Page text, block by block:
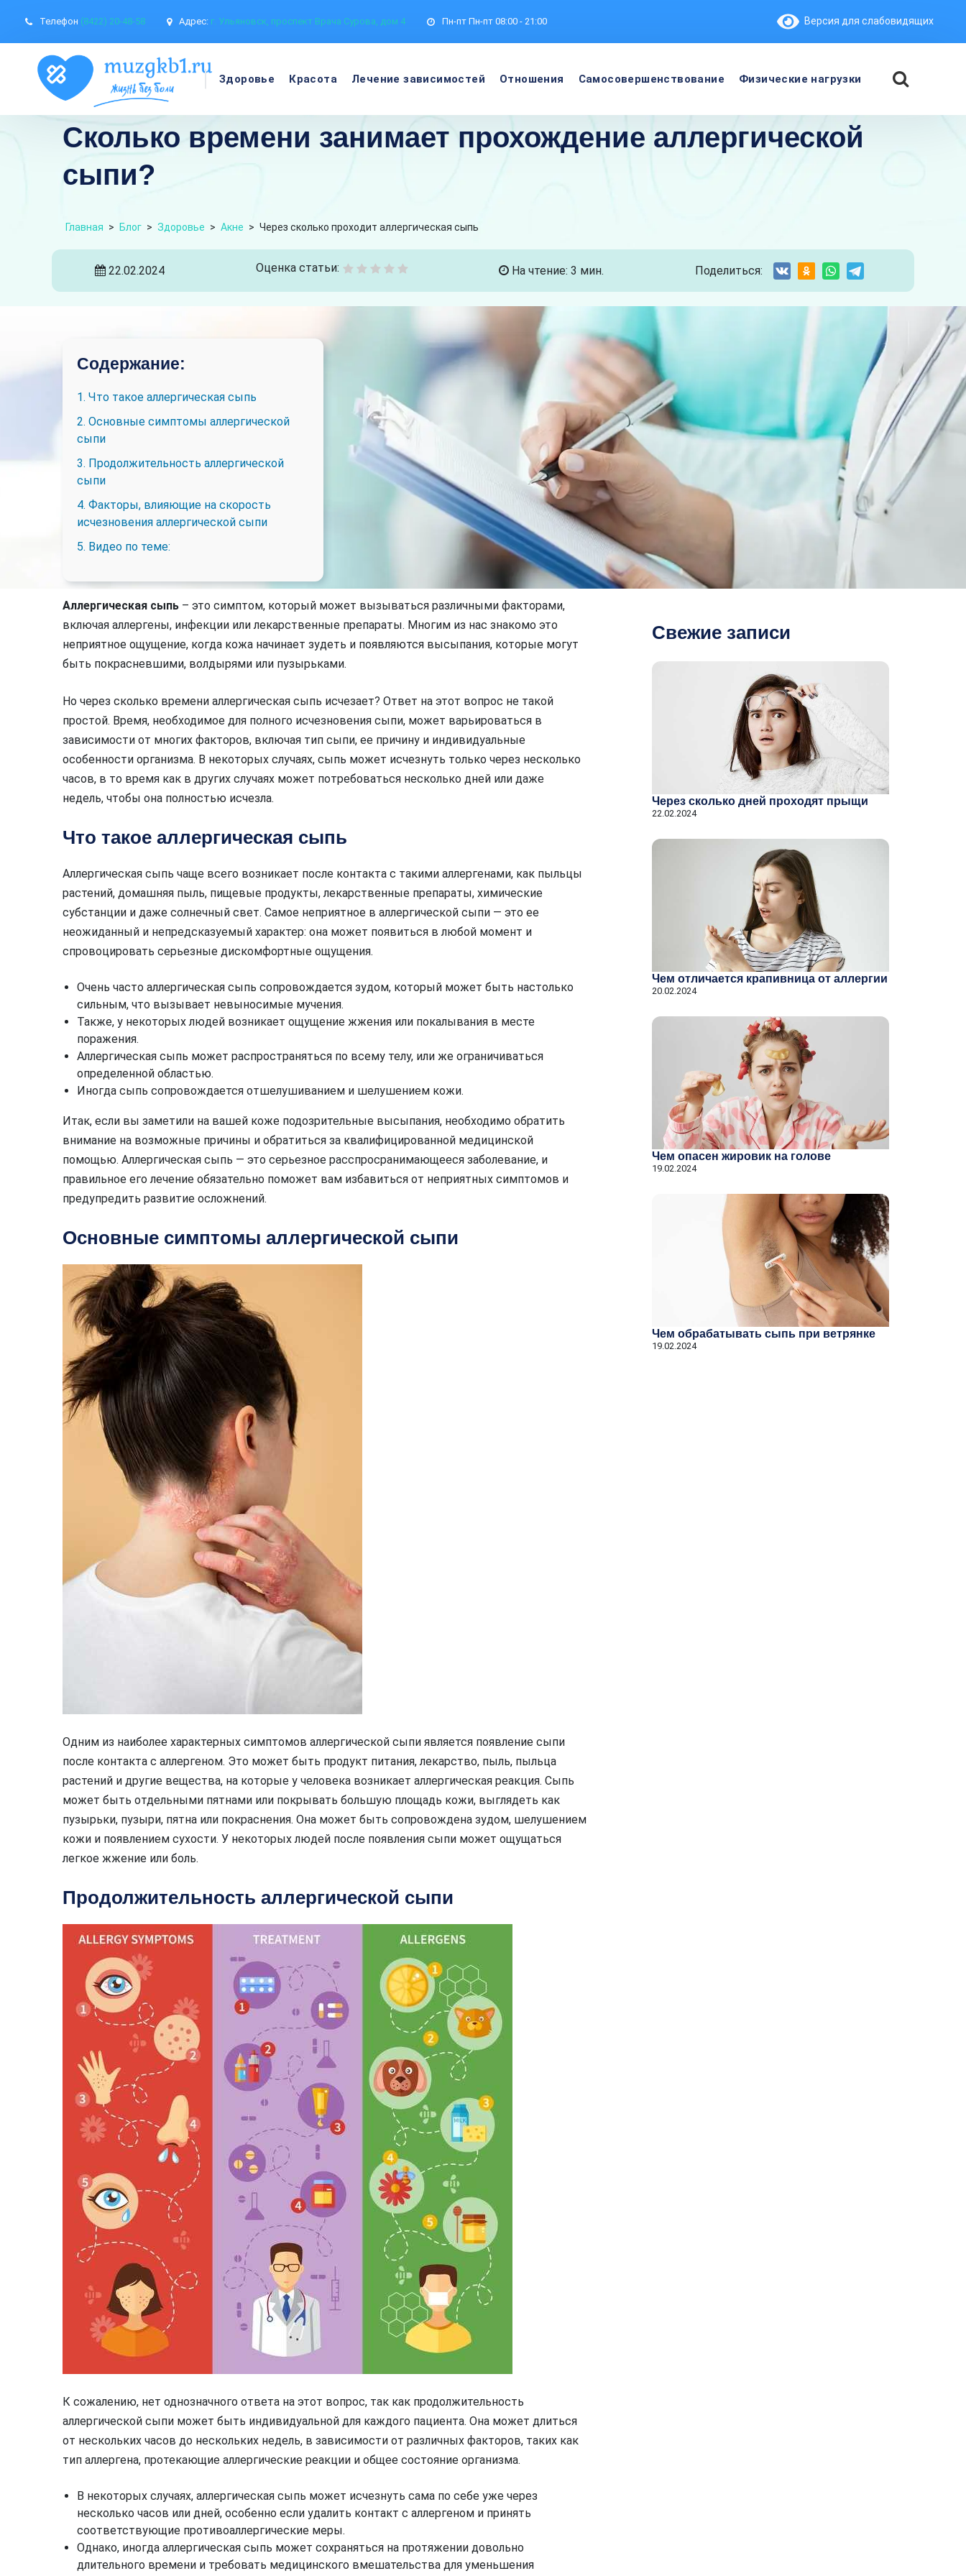
Телефон (8422) 20-48-58 Адрес: г. Ульяновск, проспект Врача Сурова, дом 4 Пн-пт Пн-пт 08:00 - 21:00 Версия для слабовидящих
Здоровье Красота Лечение зависимостей Отношения Самосовершенствование Физические нагрузки
Сколько времени занимает прохождение аллергической
сыпи?
Главная > Блог > Здоровье > Акне > Через сколько проходит аллергическая сыпь
22.02.2024 Оценка статьи: На чтение: 3 мин. Поделиться:
Содержание:
1. Что такое аллергическая сыпь
2. Основные симптомы аллергической
сыпи
3. Продолжительность аллергической
сыпи
4. Факторы, влияющие на скорость
исчезновения аллергической сыпи
5. Видео по теме:
Аллергическая сыпь – это симптом, который может вызываться различными факторами,
включая аллергены, инфекции или лекарственные препараты. Многим из нас знакомо это
неприятное ощущение, когда кожа начинает зудеть и появляются высыпания, которые могут
быть покрасневшими, волдырями или пузырьками.
Но через сколько времени аллергическая сыпь исчезает? Ответ на этот вопрос не такой
простой. Время, необходимое для полного исчезновения сыпи, может варьироваться в
зависимости от многих факторов, включая тип сыпи, ее причину и индивидуальные
особенности организма. В некоторых случаях, сыпь может исчезнуть только через несколько
часов, в то время как в других случаях может потребоваться несколько дней или даже
недель, чтобы она полностью исчезла.
Что такое аллергическая сыпь
Аллергическая сыпь чаще всего возникает после контакта с такими аллергенами, как пыльцы
растений, домашняя пыль, пищевые продукты, лекарственные препараты, химические
субстанции и даже солнечный свет. Самое неприятное в аллергической сыпи — это ее
неожиданный и непредсказуемый характер: она может появиться в любой момент и
спровоцировать серьезные дискомфортные ощущения.
Очень часто аллергическая сыпь сопровождается зудом, который может быть настолько
сильным, что вызывает невыносимые мучения.
Также, у некоторых людей возникает ощущение жжения или покалывания в месте
поражения.
Аллергическая сыпь может распространяться по всему телу, или же ограничиваться
определенной областью.
Иногда сыпь сопровождается отшелушиванием и шелушением кожи.
Итак, если вы заметили на вашей коже подозрительные высыпания, необходимо обратить
внимание на возможные причины и обратиться за квалифицированной медицинской
помощью. Аллергическая сыпь — это серьезное расспросранимающееся заболевание, и
правильное его лечение обязательно поможет вам избавиться от неприятных симптомов и
предупредить развитие осложнений.
Основные симптомы аллергической сыпи
Одним из наиболее характерных симптомов аллергической сыпи является появление сыпи
после контакта с аллергеном. Это может быть продукт питания, лекарство, пыль, пыльца
растений и другие вещества, на которые у человека возникает аллергическая реакция. Сыпь
может быть отдельными пятнами или покрывать большую площадь кожи, выглядеть как
пузырьки, пузыри, пятна или покраснения. Она может быть сопровождена зудом, шелушением
кожи и появлением сухости. У некоторых людей после появления сыпи может ощущаться
легкое жжение или боль.
Продолжительность аллергической сыпи
К сожалению, нет однозначного ответа на этот вопрос, так как продолжительность
аллергической сыпи может быть индивидуальной для каждого пациента. Она может длиться
от нескольких часов до нескольких недель, в зависимости от различных факторов, таких как
тип аллергена, протекающие аллергические реакции и общее состояние организма.
В некоторых случаях, аллергическая сыпь может исчезнуть сама по себе уже через
несколько часов или дней, особенно если удалить контакт с аллергеном и принять
соответствующие противоаллергические меры.
Однако, иногда аллергическая сыпь может сохраняться на протяжении довольно
длительного времени и требовать медицинского вмешательства для уменьшения
Свежие записи
Через сколько дней проходят прыщи
22.02.2024
Чем отличается крапивница от аллергии
20.02.2024
Чем опасен жировик на голове
19.02.2024
Чем обрабатывать сыпь при ветрянке
19.02.2024